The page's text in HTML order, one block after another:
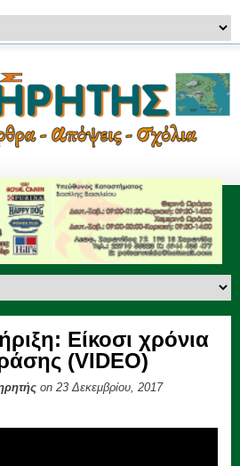
Είκοσι χρόνια
(VIDEO)
on 23 Δεκεμβρίου, 2017